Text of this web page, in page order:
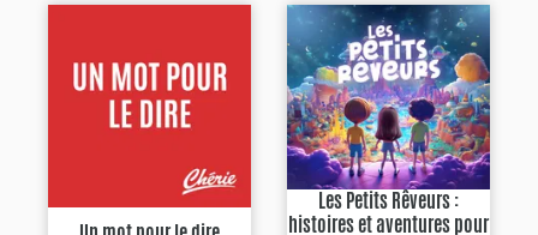
Les Petits Rêveurs :
histoires et aventures pour